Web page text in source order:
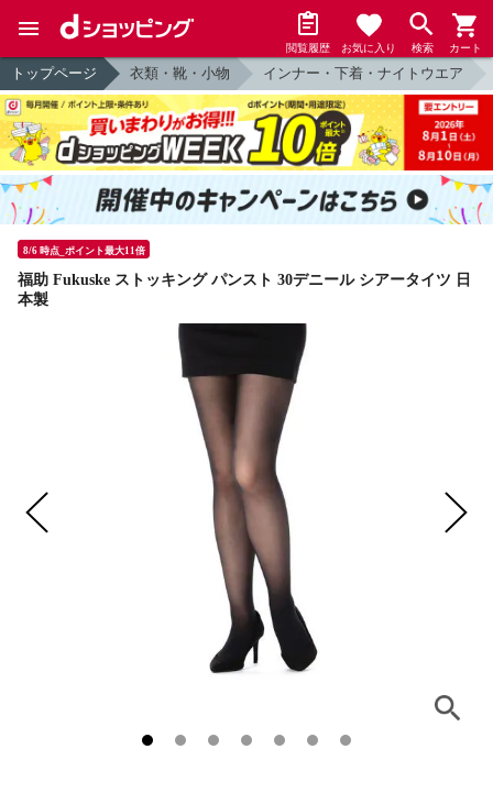
閲覧履歴 お気に入り 検索 カート
トップページ 衣類・靴・小物 インナー・下着・ナイトウエア
8/6 時点_ポイント最大11倍
福助 Fukuske ストッキング パンスト 30デニール シアータイツ 日
本製